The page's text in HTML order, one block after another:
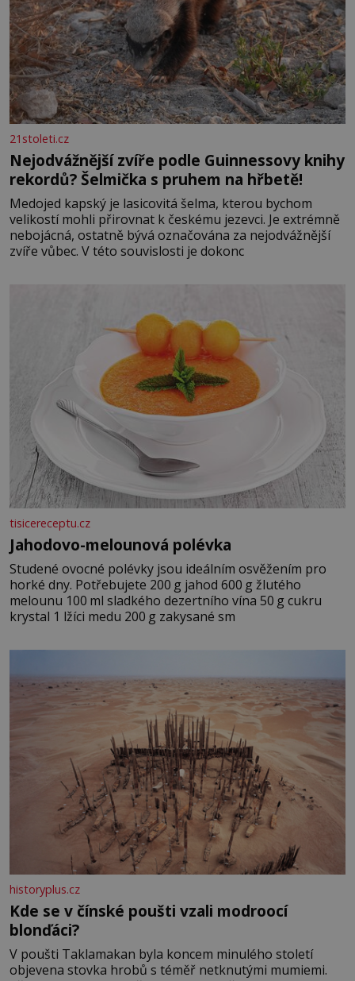
21stoleti.cz
Nejodvážnější zvíře podle Guinnessovy knihy
rekordů? Šelmička s pruhem na hřbetě!
Medojed kapský je lasicovitá šelma, kterou bychom
velikostí mohli přirovnat k českému jezevci. Je extrémně
nebojácná, ostatně bývá označována za nejodvážnější
zvíře vůbec. V této souvislosti je dokonc
tisicereceptu.cz
Jahodovo-melounová polévka
Studené ovocné polévky jsou ideálním osvěžením pro
horké dny. Potřebujete 200 g jahod 600 g žlutého
melounu 100 ml sladkého dezertního vína 50 g cukru
krystal 1 lžíci medu 200 g zakysané sm
historyplus.cz
Kde se v čínské poušti vzali modroocí
blonďáci?
V poušti Taklamakan byla koncem minulého století
objevena stovka hrobů s téměř netknutými mumiemi.